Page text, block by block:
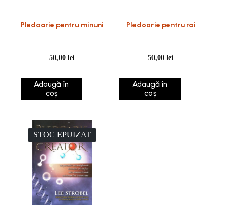
Pledoarie pentru minuni
50,00lei
Adaugă în
coș
Pledoarie pentru rai
50,00lei
Adaugă în
coș
STOC EPUIZAT